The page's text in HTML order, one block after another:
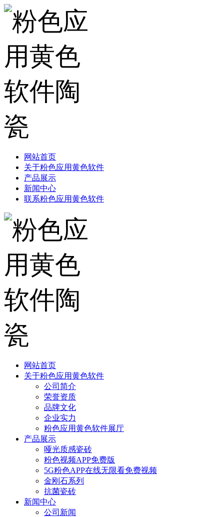
网站首页
关于粉色应用黄色软件
产品展示
新闻中心
联系粉色应用黄色软件
网站首页
关于粉色应用黄色软件
公司简介
荣誉资质
品牌文化
企业实力
粉色应用黄色软件展厅
产品展示
哑光质感瓷砖
粉色视频APP免费版
5G粉色APP在线无限看免费视频
金刚石系列
抗菌瓷砖
新闻中心
公司新闻